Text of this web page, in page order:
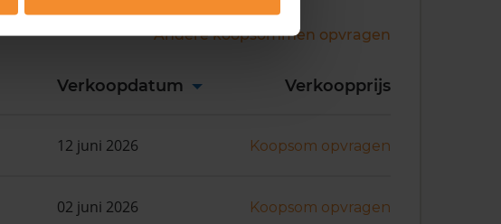
Andere koopsommen opvragen
Verkoopdatum Verkoopprijs
12 juni 2026 Koopsom opvragen
02 juni 2026 Koopsom opvragen